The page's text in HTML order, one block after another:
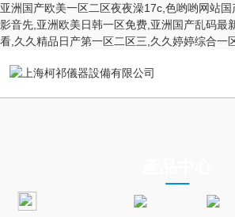
亚洲国产欧美一区二区夜夜澡17c,色哟哟网站
影音先,亚洲欧美日韩一区免费,亚洲国产乱码最
看,久久精品日产第一区二区三,久久婷婷综合一